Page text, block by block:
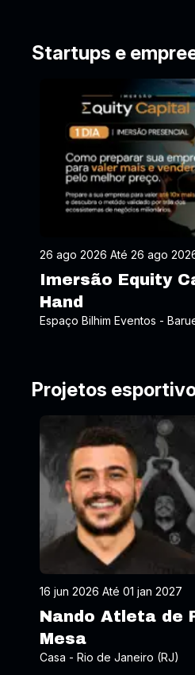
Startups e
26 ago 2026 Até 26 ago
Imersão Equity
Hand
Espaço Bilhim Eventos -
Projetos
16 jun 2026 Até 01 jan 2027
Nando Atleta de
Mesa
Casa - Rio de Janeiro (RJ)